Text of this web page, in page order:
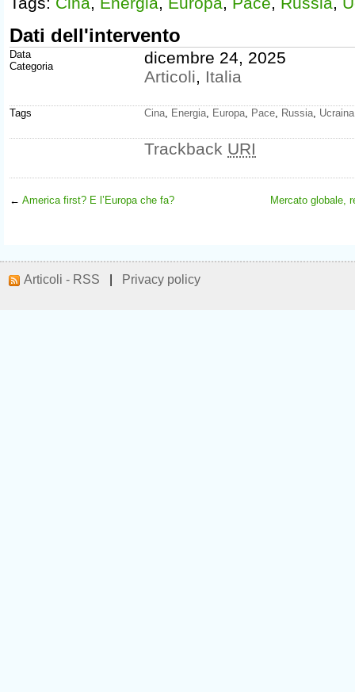
Dati dell'intervento
Data
Categoria
dicembre 24, 2025
Articoli, Italia
Tags Cina, Energia, Europa, Pace, Russia, Ucraina
Trackback URI
← America first? E l’Europa che fa? Mercato globale,
Articoli - RSS Privacy policy